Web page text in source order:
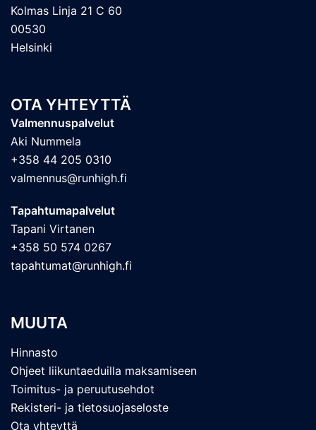
Kolmas Linja 21 C 60
00530
Helsinki
OTA YHTEYTTÄ
Valmennuspalvelut
Aki Nummela
+358 44 205 0310
valmennus@runhigh.fi
Tapahtumapalvelut
Tapani Virtanen
+358 50 574 0267
tapahtumat@runhigh.fi
MUUTA
Hinnasto
Ohjeet liikuntaeduilla maksamiseen
Toimitus- ja peruutusehdot
Rekisteri- ja tietosuojaseloste
Ota yhteyttä